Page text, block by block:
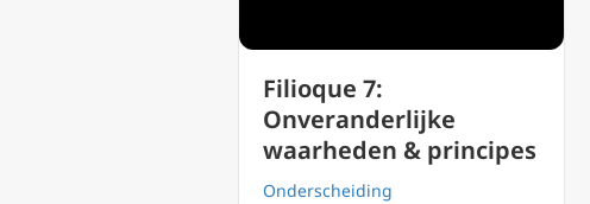
Filioque 7:
Onveranderlijke
waarheden & principes
Onderscheiding